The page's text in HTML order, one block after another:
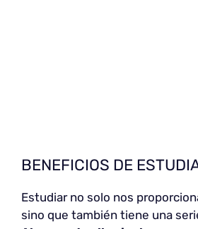
BENEFICIOS DE
Estudiar no solo nos
sino que también tiene una